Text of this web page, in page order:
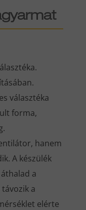
választéka
forma,
hanem
A készülék
a
a
elérte